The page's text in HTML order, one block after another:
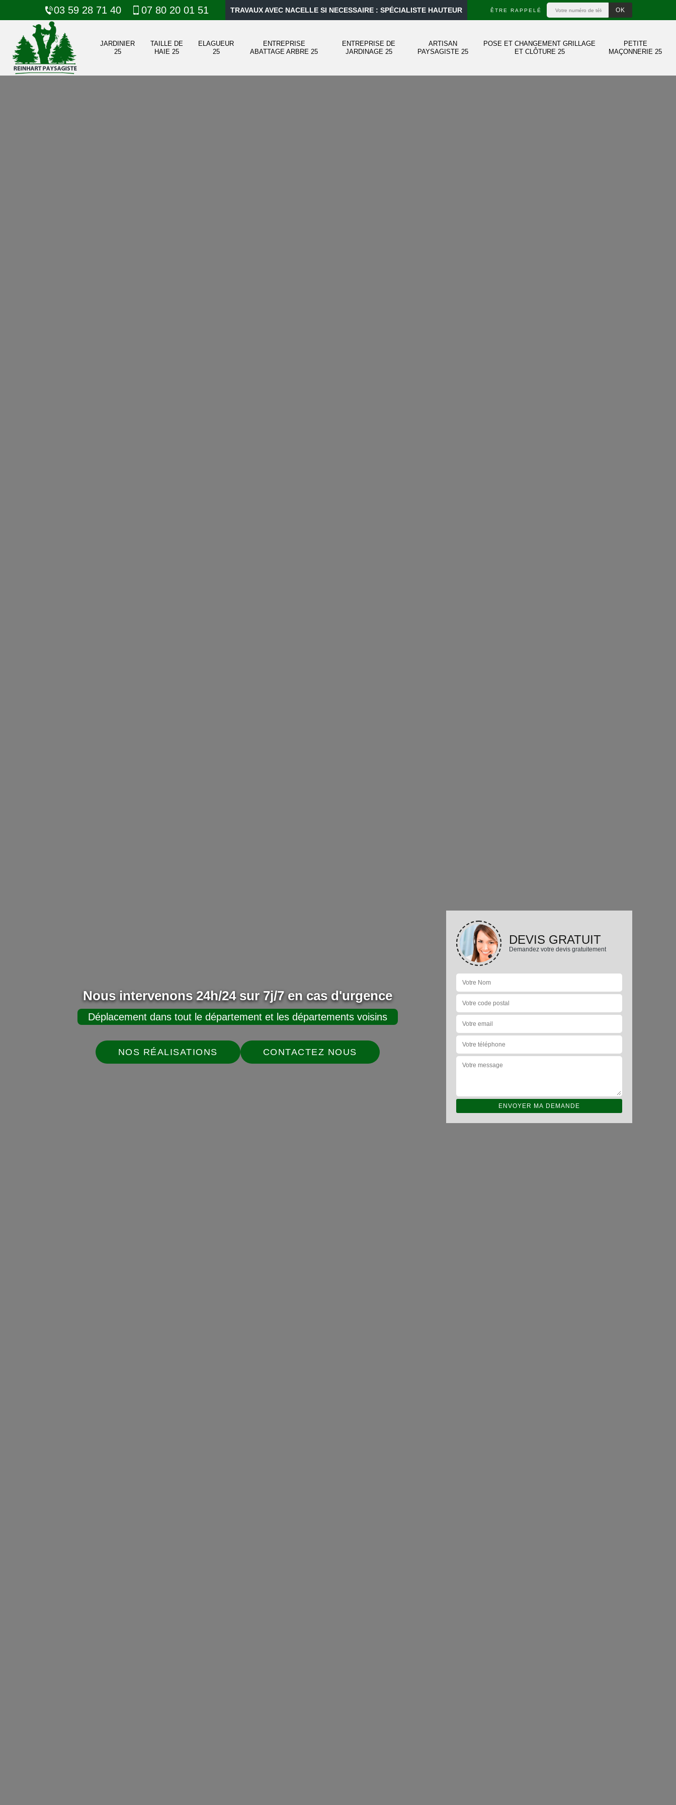
03 59 28 71 40 07 80 20 01 51 TRAVAUX AVEC NACELLE SI NECESSAIRE : SPÉCIALISTE HAUTEUR ÊTRE RAPPELÉ
JARDINIER
25
TAILLE DE
HAIE 25
ELAGUEUR
25
ENTREPRISE
ABATTAGE ARBRE 25
ENTREPRISE DE
JARDINAGE 25
ARTISAN
PAYSAGISTE 25
POSE ET CHANGEMENT GRILLAGE
ET CLÔTURE 25
PETITE
MAÇONNERIE 25
Nous intervenons 24h/24 sur 7j/7 en cas d'urgence
Déplacement dans tout le département et les départements voisins
NOS RÉALISATIONS CONTACTEZ NOUS
DEVIS GRATUIT
Demandez votre devis gratuitement